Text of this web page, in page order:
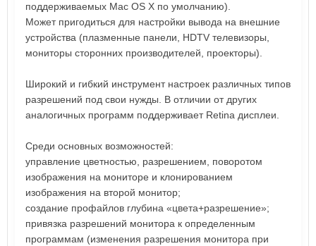
поддерживаемых Mac OS X по умолчанию).
Может пригодиться для настройки вывода на внешние
устройства (плазменные панели, HDTV телевизоры,
мониторы сторонних производителей, проекторы).
Широкий и гибкий инструмент настроек различных типов
разрешений под свои нужды. В отличии от других
аналогичных программ поддерживает Retina дисплеи.
Среди основных возможностей:
управление цветностью, разрешением, поворотом
изображения на мониторе и клонированием
изображения на второй монитор;
создание профайлов глубина «цвета+разрешение»;
привязка разрешений монитора к определенным
программам (изменения разрешения монитора при